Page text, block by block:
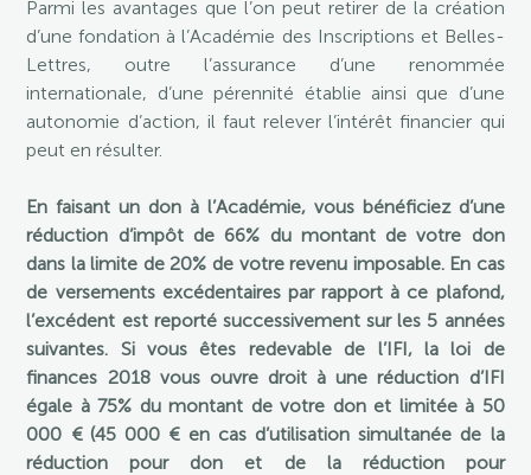
Parmi les avantages que l’on peut retirer de la création
d’une fondation à l’Académie des Inscriptions et Belles-
Lettres, outre l’assurance d’une renommée
internationale, d’une pérennité établie ainsi que d’une
autonomie d’action, il faut relever l’intérêt financier qui
peut en résulter.
En faisant un don à l’Académie, vous bénéficiez d’une
réduction d’impôt de 66% du montant de votre don
dans la limite de 20% de votre revenu imposable. En cas
de versements excédentaires par rapport à ce plafond,
l’excédent est reporté successivement sur les 5 années
suivantes. Si vous êtes redevable de l’IFI, la loi de
finances 2018 vous ouvre droit à une réduction d’IFI
égale à 75% du montant de votre don et limitée à 50
000 € (45 000 € en cas d’utilisation simultanée de la
réduction pour don et de la réduction pour